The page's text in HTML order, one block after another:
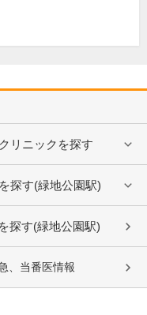
リニックを探す
探す(緑地公園駅)
探す(緑地公園駅)
、当番医情報